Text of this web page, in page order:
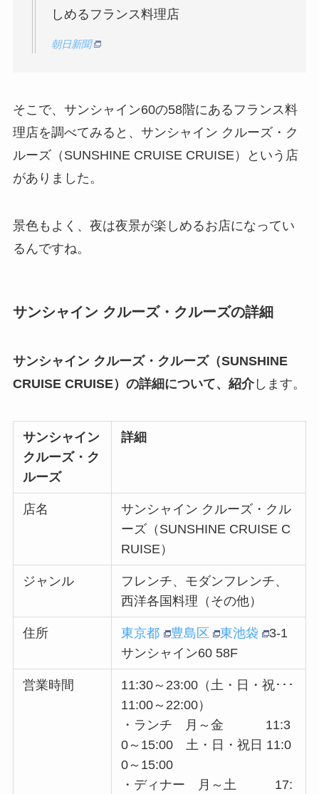
しめるフランス料理店
朝日新聞
そこで、サンシャイン60の58階にあるフランス料
理店を調べてみると、サンシャイン クルーズ・ク
ルーズ（SUNSHINE CRUISE CRUISE）という店
がありました。
景色もよく、夜は夜景が楽しめるお店になってい
るんですね。
サンシャイン クルーズ・クルーズの詳細
サンシャイン クルーズ・クルーズ（SUNSHINE
CRUISE CRUISE）の詳細について、紹介します。
サンシャイン
クルーズ・ク
ルーズ
詳細
店名
サンシャイン クルーズ・クル
ーズ（SUNSHINE CRUISE C
RUISE）
ジャンル
フレンチ、モダンフレンチ、
西洋各国料理（その他）
住所 東京都 豊島区 東池袋
3-1
サンシャイン60 58F
営業時間
11:30～23:00（土・日・祝･･･
11:00～22:00）
・ランチ 月～金 11:3
0～15:00 土・日・祝日 11:0
0～15:00
・ディナー 月～土 17: